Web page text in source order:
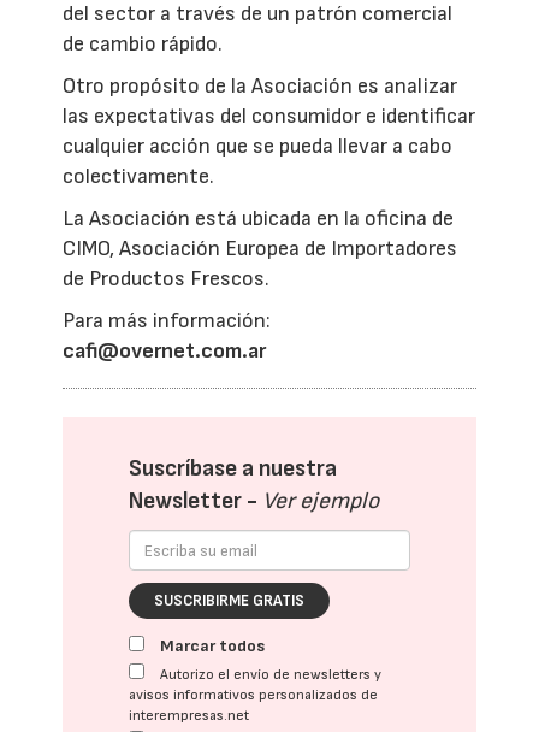
del sector a través de un patrón comercial
de cambio rápido.
Otro propósito de la Asociación es analizar
las expectativas del consumidor e identificar
cualquier acción que se pueda llevar a cabo
colectivamente.
La Asociación está ubicada en la oficina de
CIMO, Asociación Europea de Importadores
de Productos Frescos.
Para más información:
cafi@overnet.com.ar
Suscríbase a nuestra
Newsletter - Ver ejemplo
SUSCRIBIRME GRATIS
Marcar todos
Autorizo el envío de newsletters y
avisos informativos personalizados de
interempresas.net